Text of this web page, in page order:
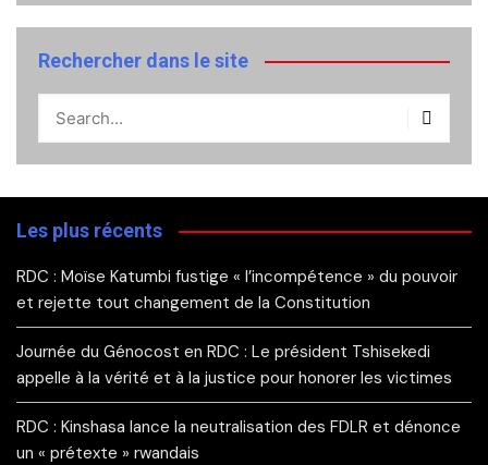
Rechercher dans le site
Les plus récents
RDC : Moïse Katumbi fustige « l’incompétence » du pouvoir
et rejette tout changement de la Constitution
Journée du Génocost en RDC : Le président Tshisekedi
appelle à la vérité et à la justice pour honorer les victimes
RDC : Kinshasa lance la neutralisation des FDLR et dénonce
un « prétexte » rwandais